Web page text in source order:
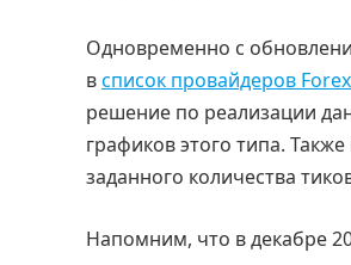
Одновременно с
всписок провайдеров
решение по реализации
графиков этого типа.
заданного количества
Напомним, что в декабре